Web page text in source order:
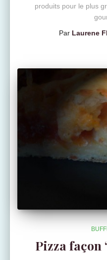
produits pour le plus
Par Laurene
Pizza façon